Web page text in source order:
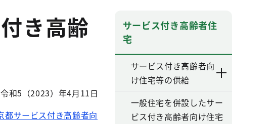
き高齢
和5（2023）年4月11日
都サービス付き高齢者向
サービス付き高齢者住
宅
サービス付き高齢者向
け住宅等の供給
一般住宅を併設したサー
ビス付き高齢者向け住宅